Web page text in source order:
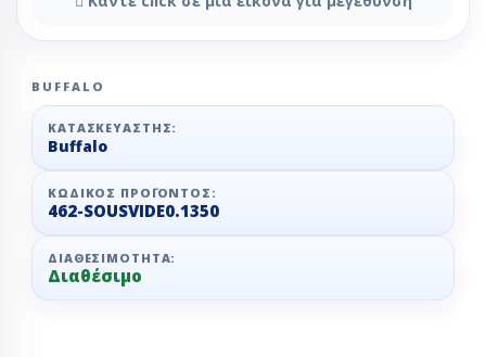
BUFFALO
ΚΑΤΑΣΚΕΥΑΣΤΉΣ:
Buffalo
ΚΩΔΙΚΌΣ ΠΡΟΪΌΝΤΟΣ:
462-SOUSVIDE0.1350
ΔΙΑΘΕΣΙΜΌΤΗΤΑ:
Διαθέσιμο